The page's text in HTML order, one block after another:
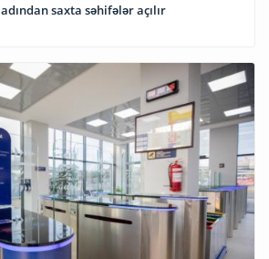
saxta səhifələr açılır